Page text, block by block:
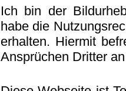
Ich bin der
habe die
erhalten. Hiermit
Ansprüchen Dritter